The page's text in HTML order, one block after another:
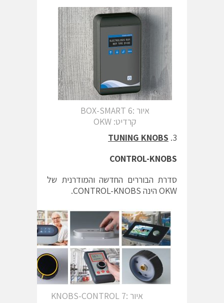
איור :6 BOX-SMART
קרדיט: OKW
TUNING KNOBS
CONTROL-KNOBS
סדרת הבוררים החדשה והמודרנית של
OKW הינה
CONTROL-KNOBS
.
איור :7 KNOBS-CONTROL